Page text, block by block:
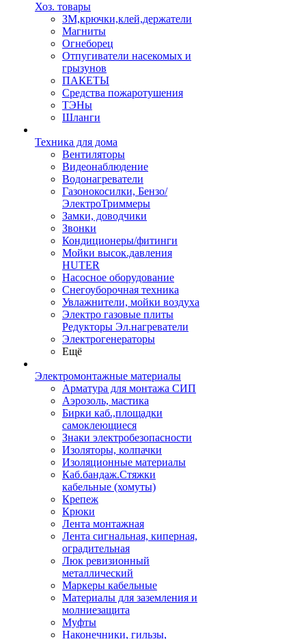
Хоз. товары
ЗМ,крючки,клей,держатели
Магниты
Огнеборец
Отпугиватели насекомых и
грызунов
ПАКЕТЫ
Средства пожаротушения
ТЭНы
Шланги
Техника для дома
Вентиляторы
Видеонаблюдение
Водонагреватели
Газонокосилки, Бензо/
ЭлектроТриммеры
Замки, доводчики
Звонки
Кондиционеры/фитинги
Мойки высок.давления
HUTER
Насосное оборудование
Снегоуборочная техника
Увлажнители, мойки воздуха
Электро газовые плиты
Редукторы Эл.нагреватели
Электрогенераторы
Ещё
Электромонтажные материалы
Арматура для монтажа СИП
Аэрозоль, мастика
Бирки каб.,площадки
самоклеющиеся
Знаки электробезопасности
Изоляторы, колпачки
Изоляционные материалы
Каб.бандаж.Стяжки
кабельные (хомуты)
Крепеж
Крюки
Лента монтажная
Лента сигнальная, киперная,
оградительная
Люк ревизионный
металлический
Маркеры кабельные
Материалы для заземления и
молниезащита
Муфты
Наконечники, гильзы,